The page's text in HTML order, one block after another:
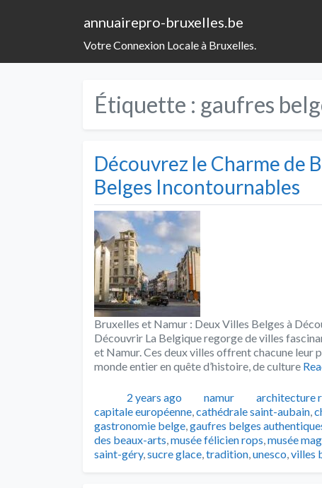
annuairepro-bruxelles.be
Votre Connexion Locale à Bruxelles.
Étiquette : gaufres
Découvrez le Charme de
Belges Incontournables
Bruxelles et Namur : Deux Villes Belges à
Découvrir La Belgique regorge de villes
et Namur. Ces deux villes offrent chacune
monde entier en quête d’histoire, de culture
Publié2 years ago Catégories
namur Tags
architecture
capitale européenne,cathédrale saint-aubain,
gastronomie belge,gaufres belges
des beaux-arts,musée félicien rops,musée
saint-géry,sucre glace,tradition,unesco,villes